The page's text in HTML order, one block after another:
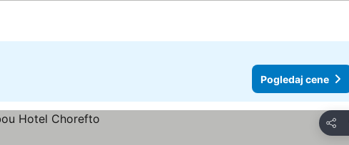
Pogledaj cene
Deli